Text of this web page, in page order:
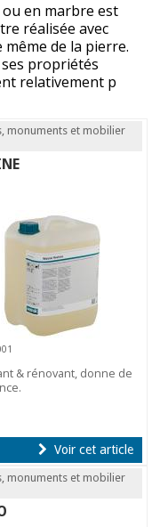
en marbre est
réalisée avec
de la pierre.
propriétés
relativement p
monuments et mobilier
& rénovant, donne de
Voir cet article
monuments et mobilier